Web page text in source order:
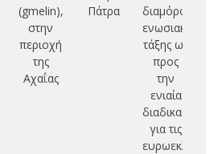
(gmelin),
στην
περιοχή
της
Αχαΐας
Πάτρα
διαμόρφωση
ενωσιακής
τάξης ως
προς
την
ενιαία
διαδικασία
για τις
ευρωεκλογές